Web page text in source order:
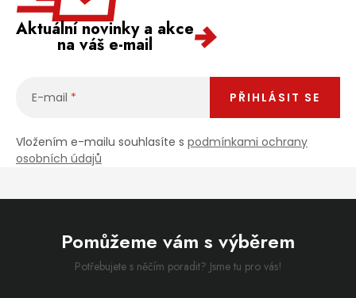
Aktuální novinky a akce
na váš e-mail
E-mail
Vložením e-mailu souhlasíte s podmínkami ochrany
osobních údajů
PŘIHLÁSIT SE
Pomůžeme vám s výběrem
Potřebujete s něčím poradit? Jsme tu pro vás!